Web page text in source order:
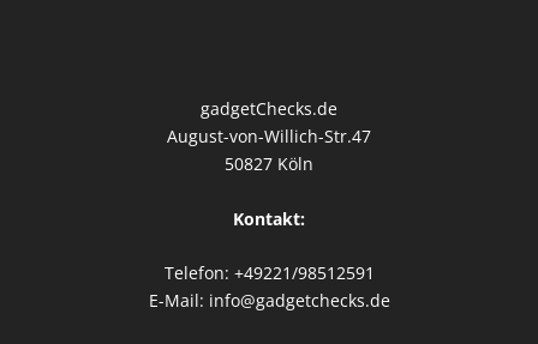
gadgetChecks.de
August-von-Willich-Str.47
50827 Köln
Kontakt:
Telefon: +49221/98512591
E-Mail: info@gadgetchecks.de